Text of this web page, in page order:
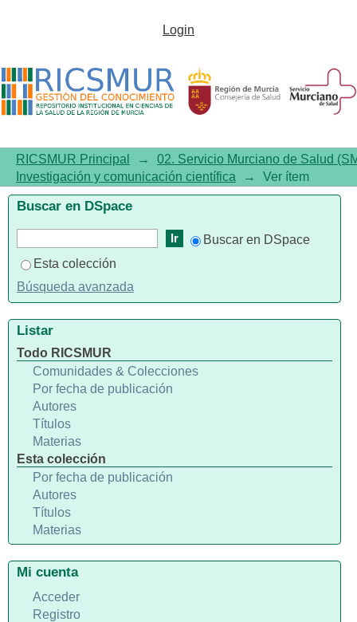
Hematic Antegrade Repriming:
Decrease the Cardiopulmonary
Bypass Insult
Login
RICSMUR Principal →
02. Servicio Murciano de Salud
Investigación y comunicación científica
→ Ver ítem
Buscar en DSpace
Buscar en DSpace
Esta colección
Búsqueda avanzada
Listar
Todo RICSMUR
Comunidades & Colecciones
Por fecha de publicación
Autores
Títulos
Materias
Esta colección
Por fecha de publicación
Autores
Títulos
Materias
Mi cuenta
Acceder
Registro